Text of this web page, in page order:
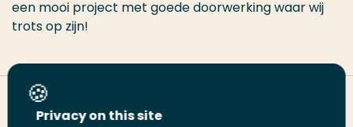
een mooi project met goede doorwerkingwaar wij
trots op zijn!
Deel deze pagina
Privacy on this site